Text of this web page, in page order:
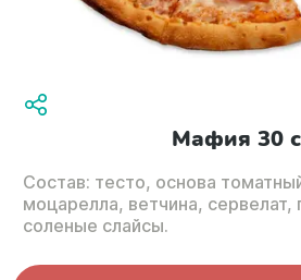
Мафия 30
Состав: тесто, основа
моцарелла, ветчина,
соленые слайсы.